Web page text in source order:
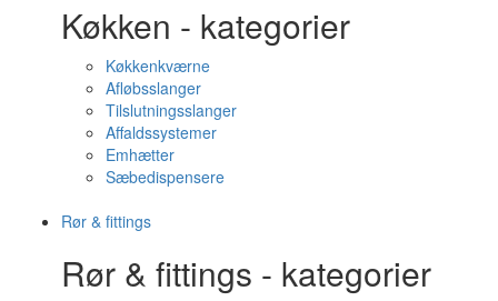
Køkken - kategorier
Køkkenkværne
Afløbsslanger
Tilslutningsslanger
Affaldssystemer
Emhætter
Sæbedispensere
Rør & fittings
Rør & fittings - kategorier